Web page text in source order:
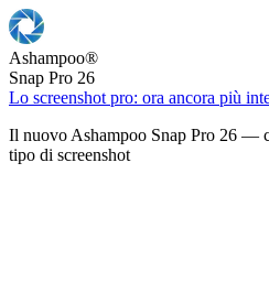
Ashampoo®
Snap Pro 26
Lo screenshot pro: ora ancora più
Il nuovo Ashampoo Snap Pro 26 —
tipo di screenshot